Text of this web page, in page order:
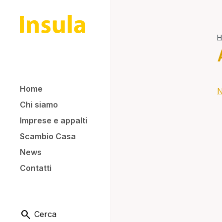
Home
Chi siamo
Imprese e appalti
Scambio Casa
News
Contatti
Cerca